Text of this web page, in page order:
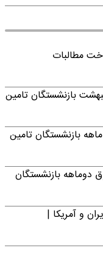
مطالبات
بازنشستگان تامین
بازنشستگان تامین
دوماهه بازنشستگان
و آمریکا |